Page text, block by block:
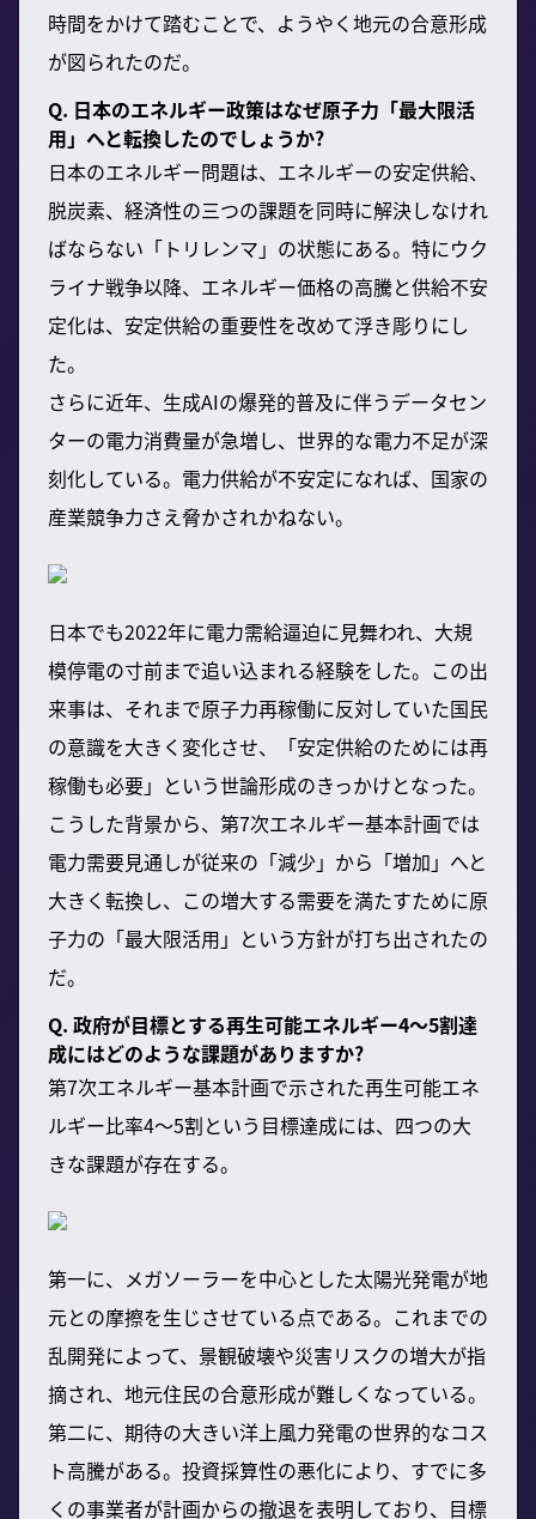
時間をかけて踏むことで、ようやく地元の合意形成
が図られたのだ。
Q. 日本のエネルギー政策はなぜ原子力「最大限活
用」へと転換したのでしょうか?
日本のエネルギー問題は、エネルギーの安定供給、
脱炭素、経済性の三つの課題を同時に解決しなけれ
ばならない「トリレンマ」の状態にある。特にウク
ライナ戦争以降、エネルギー価格の高騰と供給不安
定化は、安定供給の重要性を改めて浮き彫りにし
た。
さらに近年、生成AIの爆発的普及に伴うデータセン
ターの電力消費量が急増し、世界的な電力不足が深
刻化している。電力供給が不安定になれば、国家の
産業競争力さえ脅かされかねない。
日本でも2022年に電力需給逼迫に見舞われ、大規
模停電の寸前まで追い込まれる経験をした。この出
来事は、それまで原子力再稼働に反対していた国民
の意識を大きく変化させ、「安定供給のためには再
稼働も必要」という世論形成のきっかけとなった。
こうした背景から、第7次エネルギー基本計画では
電力需要見通しが従来の「減少」から「増加」へと
大きく転換し、この増大する需要を満たすために原
子力の「最大限活用」という方針が打ち出されたの
だ。
Q. 政府が目標とする再生可能エネルギー4～5割達
成にはどのような課題がありますか?
第7次エネルギー基本計画で示された再生可能エネ
ルギー比率4～5割という目標達成には、四つの大
きな課題が存在する。
第一に、メガソーラーを中心とした太陽光発電が地
元との摩擦を生じさせている点である。これまでの
乱開発によって、景観破壊や災害リスクの増大が指
摘され、地元住民の合意形成が難しくなっている。
第二に、期待の大きい洋上風力発電の世界的なコス
ト高騰がある。投資採算性の悪化により、すでに多
くの事業者が計画からの撤退を表明しており、目標